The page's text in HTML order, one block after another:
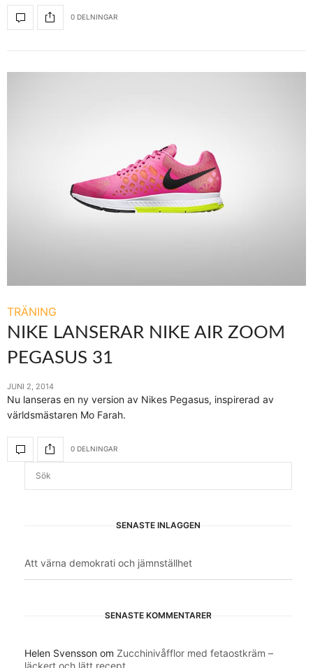
0 DELNINGAR
TRÄNING
NIKE LANSERAR NIKE AIR ZOOM
PEGASUS 31
JUNI 2, 2014
Nu lanseras en ny version av Nikes Pegasus, inspirerad av
världsmästaren Mo Farah.
0 DELNINGAR
SENASTE INLÄGGEN
Att värna demokrati och jämnställhet
SENASTE KOMMENTARER
Helen Svensson om Zucchinivåfflor med fetaostkräm –
läckert och lätt recept